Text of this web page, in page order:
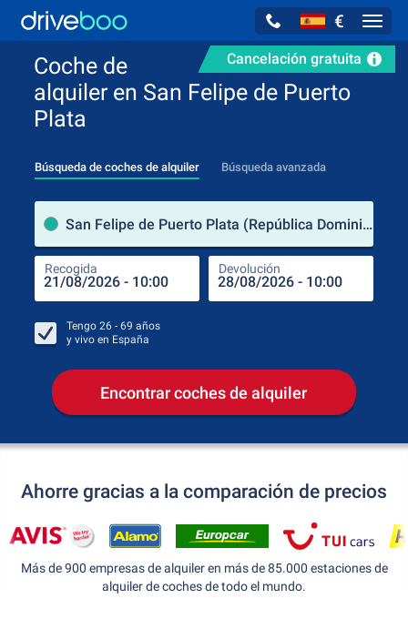
€
Cancelación gratuita
Coche de
alquiler en San Felipe de Puerto
Plata
Búsqueda de coches de alquiler Búsqueda avanzada
San Felipe de Puerto Plata (República Dominicana)
Recogida Devolución
Tengo 26 - 69 años
y vivo en España
Encontrar coches de alquiler
Ahorre gracias a la comparación de precios
Más de 900 empresas de alquiler en más de 85.000 estaciones de
alquiler de coches de todo el mundo.